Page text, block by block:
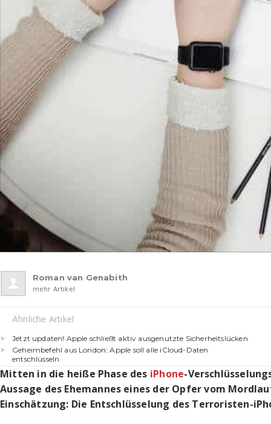
Roman van Genabith
mehr Artikel
Ähnliche Artikel
Jetzt updaten! Apple schließt aktiv ausgenutzte Sicherheitslücken
Geheimbefehl aus London: Apple soll alle iCloud-Daten
entschlüsseln
Mitten in die heiße Phase des iPhone-
Aussage des Ehemannes eines der Opfer vom
Einschätzung: Die Entschlüsselung des Terroristen-